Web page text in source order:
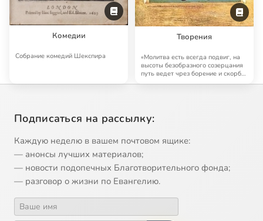
Комедии
Собрание комедий Шекспира
Творения
«Молитва есть всегда подвиг, на
высоты безобразного созерцания
путь ведет чрез борение и скорбь;
но …
Подписаться на рассылку:
Каждую неделю в вашем почтовом ящике:
— анонсы лучших материалов;
— новости подопечных Благотворительного фонда;
— разговор о жизни по Евангелию.